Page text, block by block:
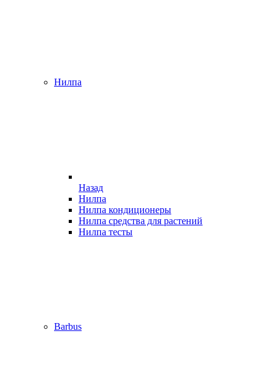
Нилпа
Назад
Нилпа
Нилпа кондиционеры
Нилпа средства для растений
Нилпа тесты
Barbus